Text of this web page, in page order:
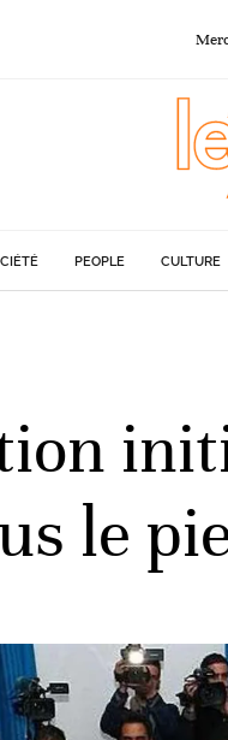
PEOPLE CULTURE
le